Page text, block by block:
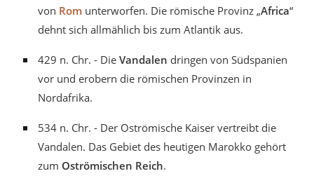
von Rom unterworfen. Die römische Provinz „Africa“
dehnt sich allmählich bis zum Atlantik aus.
429 n. Chr. - Die Vandalen dringen von Südspanien
vor und erobern die römischen Provinzen in
Nordafrika.
534 n. Chr. - Der Oströmische Kaiser vertreibt die
Vandalen. Das Gebiet des heutigen Marokko gehört
zum Oströmischen Reich.